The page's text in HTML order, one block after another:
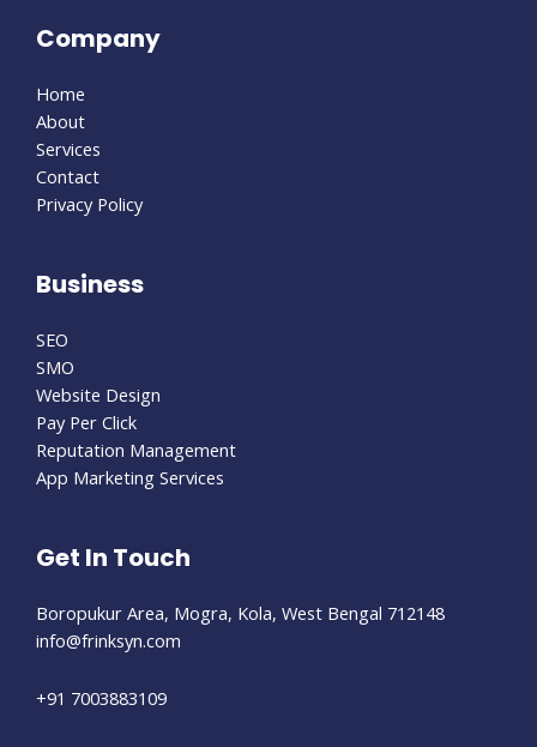
Company
Home
About
Services
Contact
Privacy Policy
Business
SEO
SMO
Website Design
Pay Per Click
Reputation Management
App Marketing Services
Get In Touch
Boropukur Area, Mogra, Kola, West Bengal 712148
info@frinksyn.com
+91 7003883109